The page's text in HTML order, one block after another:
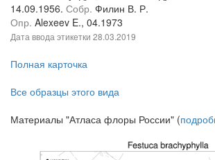
14.09.1956. Собр. Филин В. Р.
Опр. Alexeev E., 04.1973
Дата ввода этикетки 28.03.2019
Полная карточка
Все образцы этого вида
Материалы "Атласа флоры России" (